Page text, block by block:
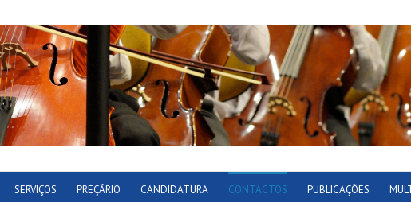
SERVIÇOS PREÇÁRIO CANDIDATURA CONTACTOS PUBLICAÇÕES